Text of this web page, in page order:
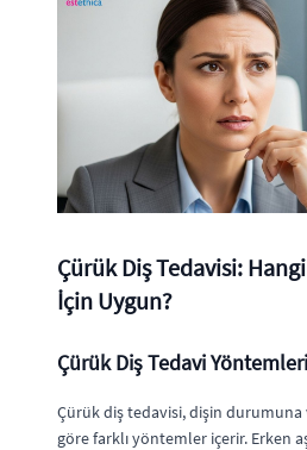
Çürük Diş Tedavisi:
İçin Uygun?
Çürük Diş Tedavi
Çürük diş tedavisi, dişin
göre farklı yöntemler içerir. Erken